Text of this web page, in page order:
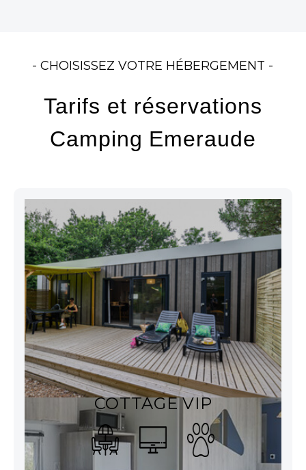
- CHOISISSEZ VOTRE HÉBERGEMENT -
Tarifs et réservations
Camping Emeraude
COTTAGE VIP